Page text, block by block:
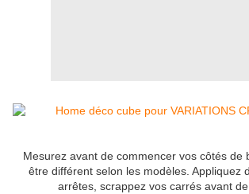
Mesurez avant de commencer vos côtés de
être différent selon les modèles. Appliquez
arrêtes, scrappez vos carrés avant de